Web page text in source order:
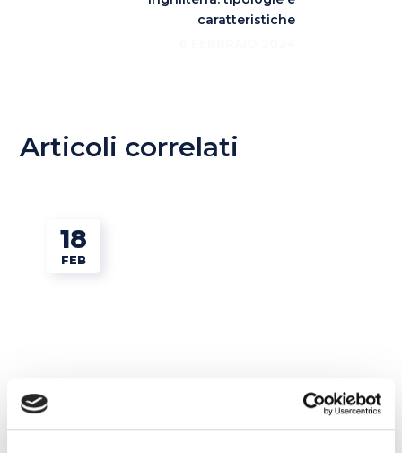
caratteristiche
Articoli correlati
18
FEB